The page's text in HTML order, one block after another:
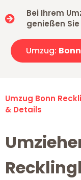
Bei Ihrem
genießen
Umzug:
Umzug Bonn
& Details